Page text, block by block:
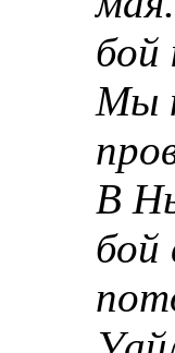
бой
Мы
В
бой